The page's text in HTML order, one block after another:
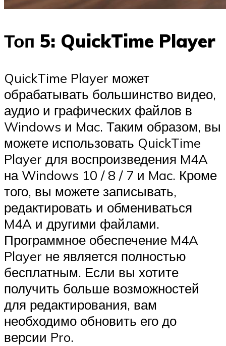
Топ 5: QuickTime Player
QuickTime Player может
обрабатывать большинство видео,
аудио и графических файлов в
Windows и Mac. Таким образом, вы
можете использовать QuickTime
Player для воспроизведения M4A
на Windows 10 / 8 / 7 и Mac. Кроме
того, вы можете записывать,
редактировать и обмениваться
M4A и другими файлами.
Программное обеспечение M4A
Player не является полностью
бесплатным. Если вы хотите
получить больше возможностей
для редактирования, вам
необходимо обновить его до
версии Pro.